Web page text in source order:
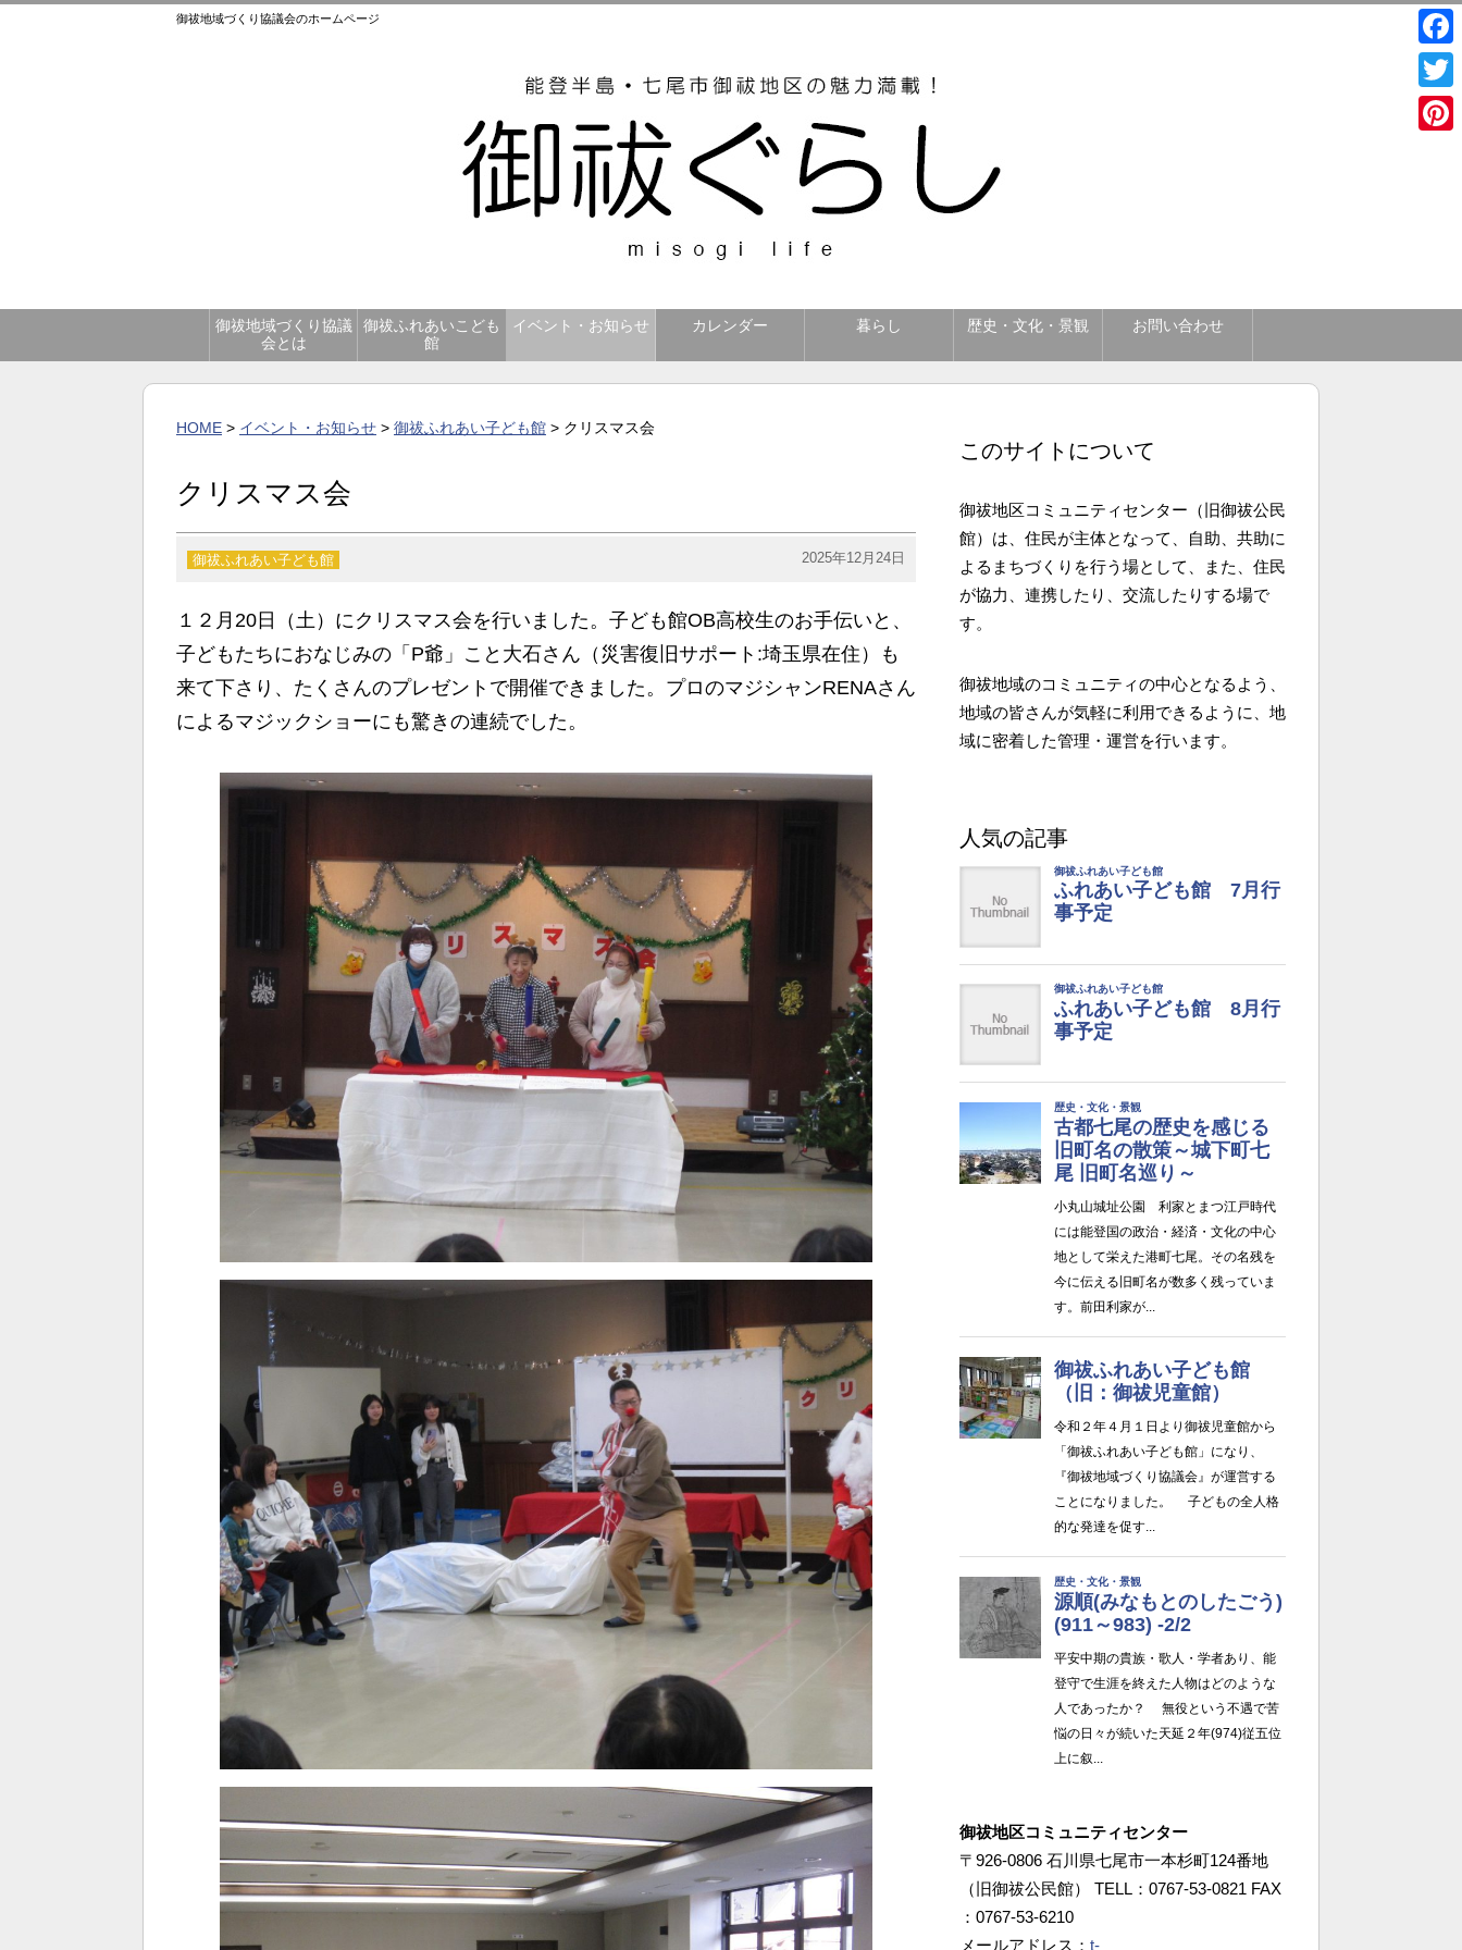
御祓地域づくり協議会のホームページ
御祓地域づくり協議
会とは
御祓ふれあいこども
館
イベント・お知らせ カレンダー 暮らし 歴史・文化・景観 お問い合わせ
HOME > イベント・お知らせ > 御祓ふれあい子ども館 > クリスマス会
クリスマス会
御祓ふれあい子ども館 2025年12月24日
１２月20日（土）にクリスマス会を行いました。子ども館OB高校生のお手伝いと、
子どもたちにおなじみの「P爺」こと大石さん（災害復旧サポート:埼玉県在住）も
来て下さり、たくさんのプレゼントで開催できました。プロのマジシャンRENAさん
によるマジックショーにも驚きの連続でした。
このサイトについて
御祓地区コミュニティセンター（旧御祓公民
館）は、住民が主体となって、自助、共助に
よるまちづくりを行う場として、また、住民
が協力、連携したり、交流したりする場で
す。
御祓地域のコミュニティの中心となるよう、
地域の皆さんが気軽に利用できるように、地
域に密着した管理・運営を行います。
人気の記事
御祓地区コミュニティセンター
〒926-0806 石川県七尾市一本杉町124番地
（旧御祓公民館） TELL：0767-53-0821 FAX
：0767-53-6210
メールアドレス： t-